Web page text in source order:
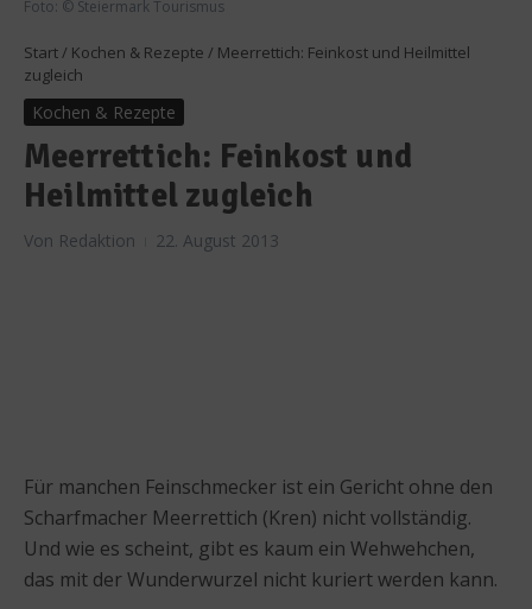
Foto: © Steiermark Tourismus
Start / Kochen & Rezepte / Meerrettich: Feinkost und Heilmittel
zugleich
Kochen & Rezepte
Meerrettich: Feinkost und
Heilmittel zugleich
Von Redaktion 22. August 2013
Für manchen Feinschmecker ist ein Gericht ohne den
Scharfmacher Meerrettich (Kren) nicht vollständig.
Und wie es scheint, gibt es kaum ein Wehwehchen,
das mit der Wunderwurzel nicht kuriert werden kann.